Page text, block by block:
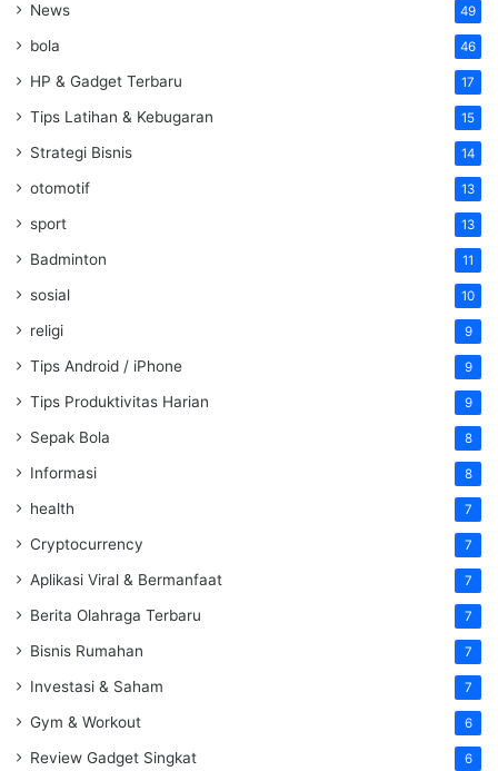
News 49
bola 46
HP & Gadget Terbaru 17
Tips Latihan & Kebugaran 15
Strategi Bisnis 14
otomotif 13
sport 13
Badminton 11
sosial 10
religi 9
Tips Android / iPhone 9
Tips Produktivitas Harian 9
Sepak Bola 8
Informasi 8
health 7
Cryptocurrency 7
Aplikasi Viral & Bermanfaat 7
Berita Olahraga Terbaru 7
Bisnis Rumahan 7
Investasi & Saham 7
Gym & Workout 6
Review Gadget Singkat 6